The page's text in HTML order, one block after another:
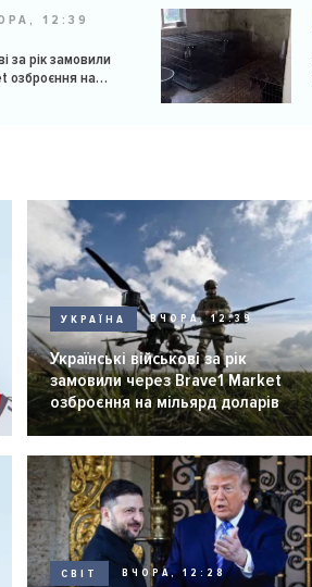
12:39
за рік замовили
озброєння на
УКРАЇНА ВЧОРА, 12:39
Українські військові за рік
замовили через Brave1 Market
озброєння на мільярд доларів
СВІТ ВЧОРА, 12:28